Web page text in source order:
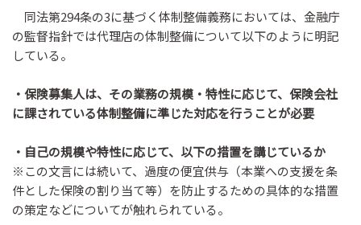
同法第294条の3に基づく体制整備義務においては、金融庁
の監督指針では代理店の体制整備について以下のように明記
している。
・保険募集人は、その業務の規模・特性に応じて、保険会社
に課されている体制整備に準じた対応を行うことが必要
・自己の規模や特性に応じて、以下の措置を講じているか
※この文言には続いて、過度の便宜供与（本業への支援を条
件とした保険の割り当て等）を防止するための具体的な措置
の策定などについてが触れられている。